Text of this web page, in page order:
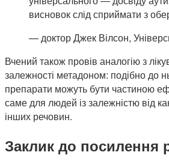
висновок слід сприймати з
— доктор Джек Вілсон,
Вчений також провів аналогію з
залежності метадоном: подібно до
препарати можуть бути частиною
саме для людей із залежністю від
інших речовин.
Заклик до посилення